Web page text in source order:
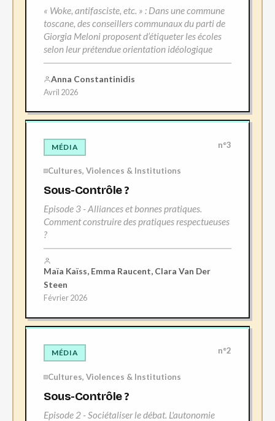
« Woke, antifasciste, etc. » : Dans une commune
toscane, des conseillers communaux du parti de
Giorgia Meloni proposent d’étiqueter les écoles
selon leur prétendue orientation idéologique
Anna Constantinidis
Avril 2026
MÉDIA n°3
Cultures, Violences & Institutions
Sous-Contrôle ?
Episode 3 - Alliances et bonnes pratiques.
Comment construire des pratiques respectueuses
?
Maïa Kaïss, Emma Raucent, Clara Van Der
Steen
Février 2026
MÉDIA n°2
Cultures, Violences & Institutions
Sous-Contrôle ?
Episode 2 - Sociétaliser le débat. L'autonomie